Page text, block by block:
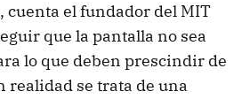
cuenta el fundador del MIT
que la pantalla no sea
lo que deben prescindir de
realidad se trata de una